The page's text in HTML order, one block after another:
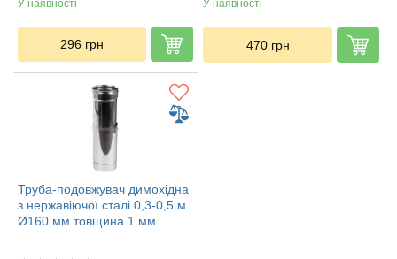
У наявності
296 грн
У наявності
470 грн
Труба-подовжувач димохідна
з нержавіючої сталі 0,3-0,5 м
Ø160 мм товщина 1 мм